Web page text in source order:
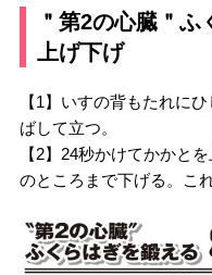
＂第2の心臓＂
上げ下げ
【1】いすの背もたれに
ばして立つ。
【2】24秒かけてかかと
のところまで下げる。こ